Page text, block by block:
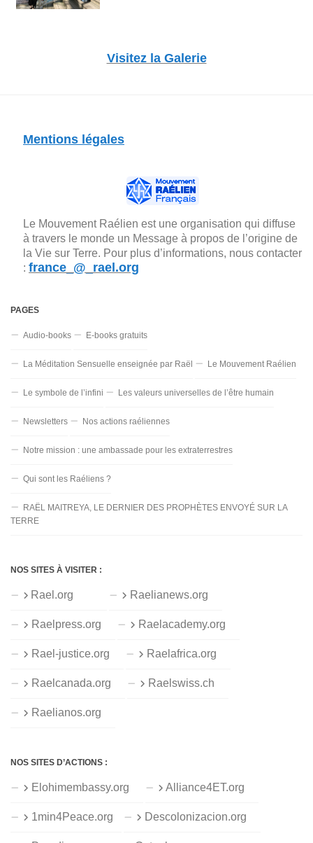
Visitez la Galerie
Mentions légales
Le Mouvement Raélien est une organisation qui diffuse
à travers le monde un Message à propos de l’origine de
la Vie sur Terre. Pour plus d’informations, nous contacter
: france_@_rael.org
PAGES
Audio-books E-books gratuits
La Méditation Sensuelle enseignée par Raël Le Mouvement Raélien
Le symbole de l’infini Les valeurs universelles de l’être humain
Newsletters Nos actions raéliennes
Notre mission : une ambassade pour les extraterrestres
Qui sont les Raéliens ?
RAËL MAITREYA, LE DERNIER DES PROPHÈTES ENVOYÉ SUR LA
TERRE
NOS SITES À VISITER :
Rael.org Raelianews.org
Raelpress.org Raelacademy.org
Rael-justice.org Raelafrica.org
Raelcanada.org Raelswiss.ch
Raelianos.org
NOS SITES D’ACTIONS :
Elohimembassy.org Alliance4ET.org
1min4Peace.org Descolonizacion.org